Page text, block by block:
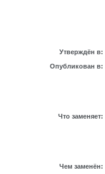
Утверждён в:
Опубликован в:
Что заменяет:
Чем заменён: